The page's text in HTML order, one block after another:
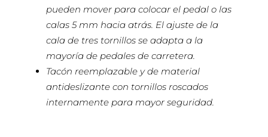
pueden mover para colocar el pedal o las
calas 5 mm hacia atrás. El ajuste de la
cala de tres tornillos se adapta a la
mayoría de pedales de carretera.
Tacón reemplazable y de material
antideslizante con tornillos roscados
internamente para mayor seguridad.